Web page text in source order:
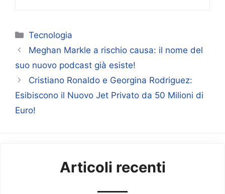
Categorie
Tecnologia
Meghan Markle a rischio causa: il nome del
suo nuovo podcast già esiste!
Cristiano Ronaldo e Georgina Rodriguez:
Esibiscono il Nuovo Jet Privato da 50 Milioni di
Euro!
Articoli recenti